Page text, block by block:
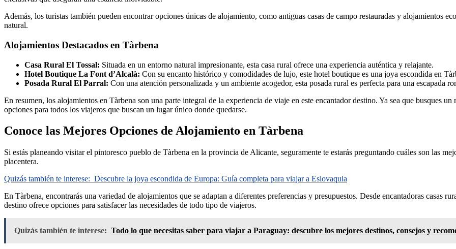
Además, los turistas también pueden encontrar opciones únicas de alojamiento, como antiguas casas de campo restauradas y alojamientos
natural.
Alojamientos Destacados en Tàrbena
Casa Rural El Tossal: Situada en un entorno natural impresionante, esta casa rural ofrece una experiencia auténtica y relajante.
Hotel Boutique La Font d’Alcalà: Con su encanto histórico y comodidades de lujo, este hotel boutique es una joya escondida en
Posada Rural El Parral: Con una atención personalizada y un ambiente acogedor, esta posada rural es perfecta para una escapada
En resumen, los alojamientos en Tàrbena son una parte integral de la experiencia de viaje en este encantador destino. Ya sea que busques
opciones para todos los viajeros que buscan un lugar único donde quedarse.
Conoce las Mejores Opciones de Alojamiento en Tàrbena
Si estás planeando visitar el pintoresco pueblo de Tàrbena en la provincia de Alicante, seguramente te estarás preguntando cuáles son las
placentera.
Quizás también te interese: Descubre la joya escondida de Europa: Guía completa para viajar a Eslovaquia
En Tàrbena, encontrarás una variedad de alojamientos que se adaptan a diferentes preferencias y presupuestos. Desde encantadoras casas
destino ofrece opciones para satisfacer las necesidades de todo tipo de viajeros.
Quizás también te interese: Todo lo que necesitas saber para viajar a Paraguay: descubre los mejores destinos, consejos y